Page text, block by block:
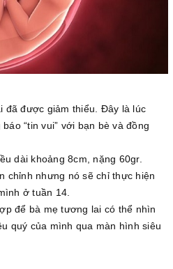
đã được giảm thiểu. Đây là lúc
“tin vui” với bạn bè và đồng
dài khoảng 8cm, nặng 60gr.
chỉnh nhưng nó sẽ chỉ thực hiện
ở tuần 14.
để bà mẹ tương lai có thể nhìn
quý của mình qua màn hình siêu